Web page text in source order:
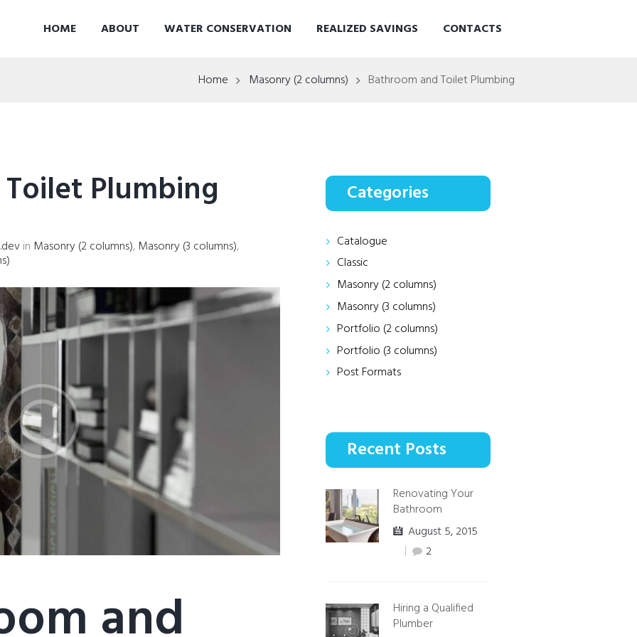
HOME ABOUT WATER CONSERVATION REALIZED SAVINGS CONTACTS
Home Masonry (2 columns) Bathroom and Toilet Plumbing
Plumbing
in Masonry (2 columns), Masonry (3 columns),
and
Categories
Catalogue
Classic
Masonry (2 columns)
Masonry (3 columns)
Portfolio (2 columns)
Portfolio (3 columns)
Post Formats
Recent Posts
Renovating Your
Bathroom
August 5, 2015
2
Hiring a Qualified
Plumber